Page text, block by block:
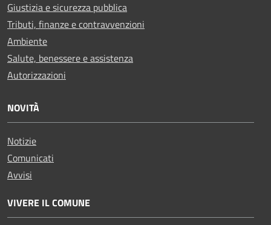
Giustizia e sicurezza pubblica
Tributi, finanze e contravvenzioni
Ambiente
Salute, benessere e assistenza
Autorizzazioni
NOVITÀ
Notizie
Comunicati
Avvisi
VIVERE IL COMUNE